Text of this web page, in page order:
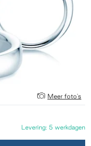
Meer foto's
Levering: 5 werkdagen